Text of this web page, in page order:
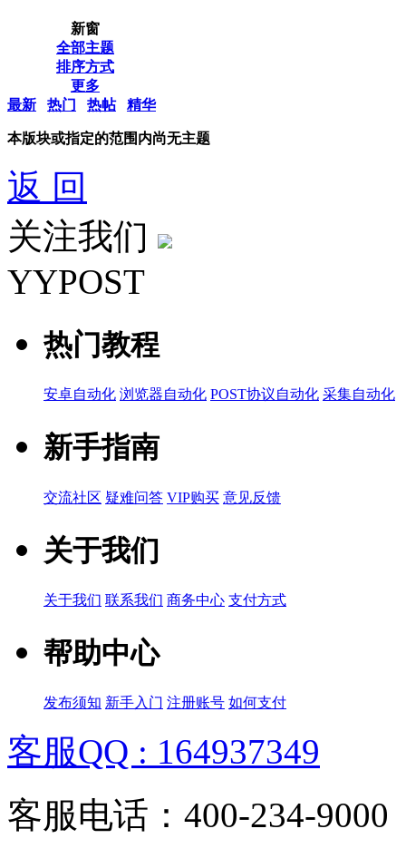
新窗
全部主题
排序方式
更多
最新
热门 热帖 精华
本版块或指定的范围内尚无主题
返 回
关注我们
YYPOST
热门教程
安卓自动化 浏览器自动化 POST协议自动化 采集自动化
新手指南
交流社区 疑难问答 VIP购买 意见反馈
关于我们
关于我们 联系我们 商务中心 支付方式
帮助中心
发布须知 新手入门 注册账号 如何支付
客服QQ : 164937349
客服电话：400-234-9000